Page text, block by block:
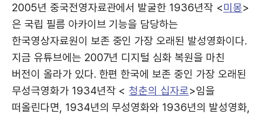
2005년 중국전영자료관에서 발굴한 1936년작 <미몽>
은 국립 필름 아카이브 기능을 담당하는
한국영상자료원이 보존 중인 가장 오래된 발성영화이다.
지금 유튜브에는 2007년 디지털 심화 복원을 마친
버전이 올라가 있다. 한편 한국에 보존 중인 가장 오래된
무성극영화가 1934년작 < 청춘의 십자로>임을
떠올린다면, 1934년의 무성영화와 1936년의 발성영화,